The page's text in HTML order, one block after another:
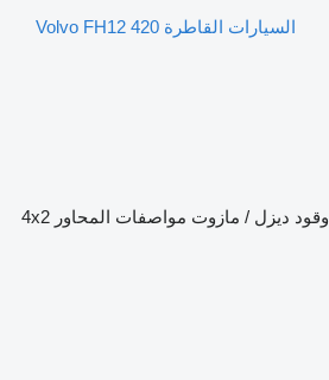
السيارات القاطرة Volvo FH12 420
وقود ديزل / مازوت مواصفات المحاور 4x2